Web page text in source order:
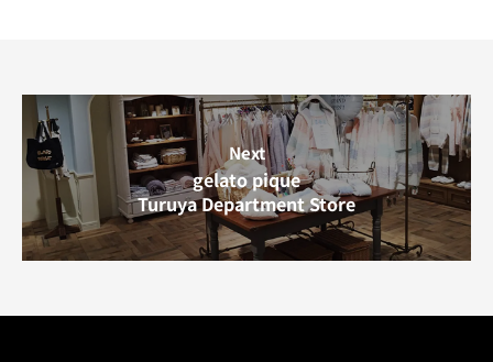
Next
gelato pique
Turuya Department Store